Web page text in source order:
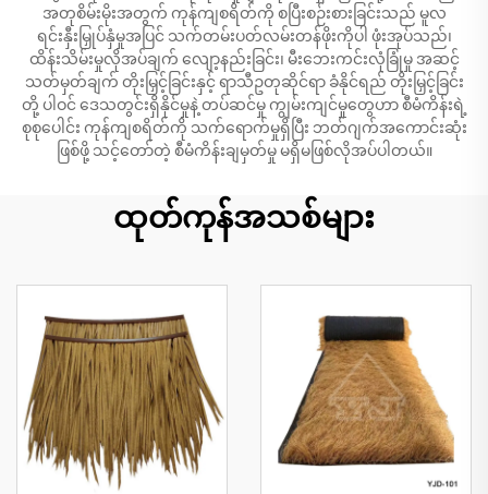
အတုစိမ်းမိုးအတွက် ကုန်ကျစရိတ်ကို စပြီးစဉ်းစားခြင်းသည် မူလ
ရင်းနှီးမြှုပ်နှံမှုအပြင် သက်တမ်းပတ်လမ်းတန်ဖိုးကိုပါ ဖုံးအုပ်သည်၊
ထိန်းသိမ်းမှုလိုအပ်ချက် လျော့နည်းခြင်း၊ မီးဘေးကင်းလုံခြုံမှု အဆင့်
သတ်မှတ်ချက် တိုးမြှင့်ခြင်းနှင့် ရာသီဥတုဆိုင်ရာ ခံနိုင်ရည် တိုးမြှင့်ခြင်း
တို့ ပါဝင် ဒေသတွင်းရှိနိုင်မှုနဲ့ တပ်ဆင်မှု ကျွမ်းကျင်မှုတွေဟာ စီမံကိန်းရဲ့
စုစုပေါင်း ကုန်ကျစရိတ်ကို သက်ရောက်မှုရှိပြီး ဘတ်ဂျက်အကောင်းဆုံး
ဖြစ်ဖို့ သင့်တော်တဲ့ စီမံကိန်းချမှတ်မှု မရှိမဖြစ်လိုအပ်ပါတယ်။
ထုတ်ကုန်အသစ်များ